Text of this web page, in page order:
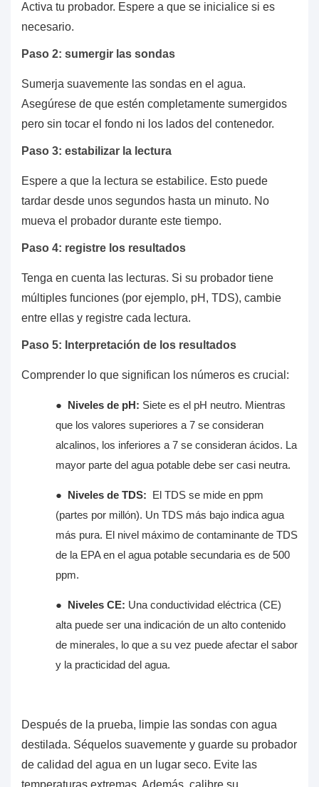
Activa tu probador. Espere a que se inicialice si es
necesario.
Paso 2: sumergir las sondas
Sumerja suavemente las sondas en el agua.
Asegúrese de que estén completamente sumergidos
pero sin tocar el fondo ni los lados del contenedor.
Paso 3: estabilizar la lectura
Espere a que la lectura se estabilice. Esto puede
tardar desde unos segundos hasta un minuto. No
mueva el probador durante este tiempo.
Paso 4: registre los resultados
Tenga en cuenta las lecturas. Si su probador tiene
múltiples funciones (por ejemplo, pH, TDS), cambie
entre ellas y registre cada lectura.
Paso 5: Interpretación de los resultados
Comprender lo que significan los números es crucial:
● Niveles de pH: Siete es el pH neutro. Mientras
que los valores superiores a 7 se consideran
alcalinos, los inferiores a 7 se consideran ácidos. La
mayor parte del agua potable debe ser casi neutra.
● Niveles de TDS: El TDS se mide en ppm
(partes por millón). Un TDS más bajo indica agua
más pura. El nivel máximo de contaminante de TDS
de la EPA en el agua potable secundaria es de 500
ppm.
● Niveles CE: Una conductividad eléctrica (CE)
alta puede ser una indicación de un alto contenido
de minerales, lo que a su vez puede afectar el sabor
y la practicidad del agua.
Después de la prueba, limpie las sondas con agua
destilada. Séquelos suavemente y guarde su probador
de calidad del agua en un lugar seco. Evite las